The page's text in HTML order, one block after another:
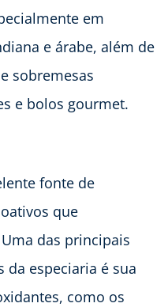
em
e árabe, além de
e sobremesas
e bolos gourmet.
fonte de
que
das principais
da especiaria é sua
como os